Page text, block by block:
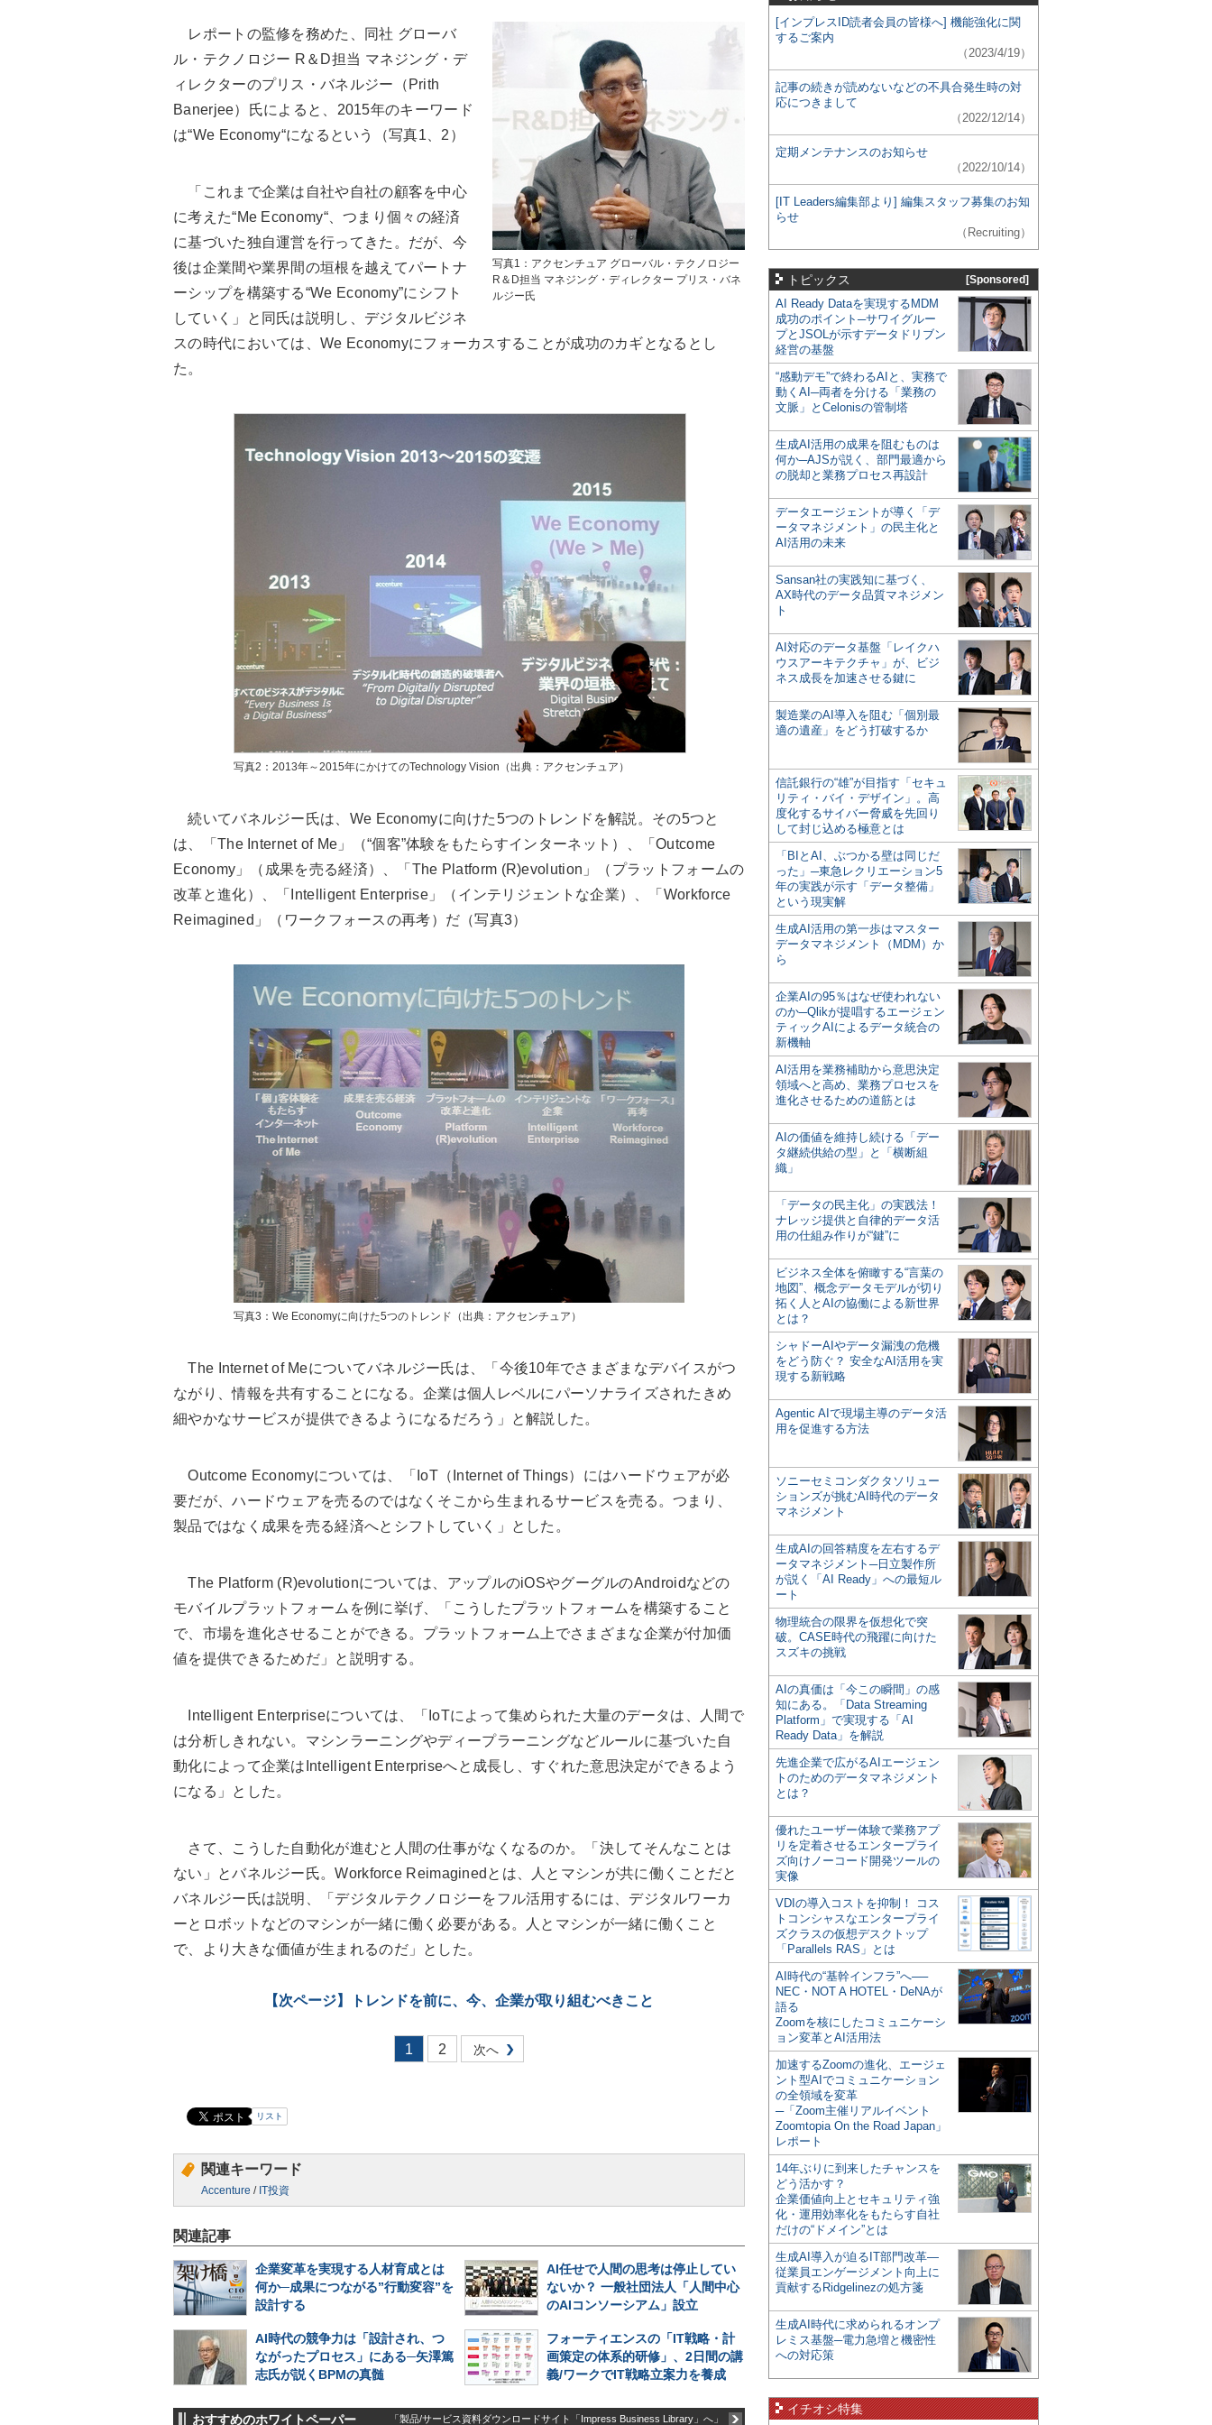
写真1：アクセンチュア グローバル・テクノロジー
R＆D担当 マネジング・ディレクター プリス・バネ
ルジー氏
レポートの監修を務めた、同社 グローバ
ル・テクノロジー R＆D担当 マネジング・デ
ィレクターのプリス・バネルジー（Prith
Banerjee）氏によると、2015年のキーワード
は“We Economy“になるという（写真1、2）
「これまで企業は自社や自社の顧客を中心
に考えた“Me Economy“、つまり個々の経済
に基づいた独自運営を行ってきた。だが、今
後は企業間や業界間の垣根を越えてパートナ
ーシップを構築する“We Economy”にシフト
していく」と同氏は説明し、デジタルビジネ
スの時代においては、We Economyにフォーカスすることが成功のカギとなるとし
た。
写真2：2013年～2015年にかけてのTechnology Vision（出典：アクセンチュア）
続いてバネルジー氏は、We Economyに向けた5つのトレンドを解説。その5つと
は、「The Internet of Me」（“個客”体験をもたらすインターネット）、「Outcome
Economy」（成果を売る経済）、「The Platform (R)evolution」（プラットフォームの
改革と進化）、「Intelligent Enterprise」（インテリジェントな企業）、「Workforce
Reimagined」（ワークフォースの再考）だ（写真3）
写真3：We Economyに向けた5つのトレンド（出典：アクセンチュア）
The Internet of Meについてバネルジー氏は、「今後10年でさまざまなデバイスがつ
ながり、情報を共有することになる。企業は個人レベルにパーソナライズされたきめ
細やかなサービスが提供できるようになるだろう」と解説した。
Outcome Economyについては、「IoT（Internet of Things）にはハードウェアが必
要だが、ハードウェアを売るのではなくそこから生まれるサービスを売る。つまり、
製品ではなく成果を売る経済へとシフトしていく」とした。
The Platform (R)evolutionについては、アップルのiOSやグーグルのAndroidなどの
モバイルプラットフォームを例に挙げ、「こうしたプラットフォームを構築すること
で、市場を進化させることができる。プラットフォーム上でさまざまな企業が付加価
値を提供できるためだ」と説明する。
Intelligent Enterpriseについては、「IoTによって集められた大量のデータは、人間で
は分析しきれない。マシンラーニングやディープラーニングなどルールに基づいた自
動化によって企業はIntelligent Enterpriseへと成長し、すぐれた意思決定ができるよう
になる」とした。
さて、こうした自動化が進むと人間の仕事がなくなるのか。「決してそんなことは
ない」とバネルジー氏。Workforce Reimaginedとは、人とマシンが共に働くことだと
バネルジー氏は説明、「デジタルテクノロジーをフル活用するには、デジタルワーカ
ーとロボットなどのマシンが一緒に働く必要がある。人とマシンが一緒に働くこと
で、より大きな価値が生まれるのだ」とした。
【次ページ】 トレンドを前に、今、企業が取り組むべきこと
1 2 次へ
リスト
関連キーワード
Accenture / IT投資
関連記事
企業変革を実現する人材育成とは
何か─成果につながる”行動変容”を
設計する
AI任せで人間の思考は停止してい
ないか？ 一般社団法人「人間中心
のAIコンソーシアム」設立
AI時代の競争力は「設計され、つ
ながったプロセス」にある─矢澤篤
志氏が説くBPMの真髄
フォーティエンスの「IT戦略・計
画策定の体系的研修」、2日間の講
義/ワークでIT戦略立案力を養成
おすすめのホワイトペーパー 「製品/サービス資料ダウンロードサイト「Impress Business Library」へ」
[インプレスID読者会員の皆様へ] 機能強化に関
するご案内
（2023/4/19）
記事の続きが読めないなどの不具合発生時の対
応につきまして
（2022/12/14）
定期メンテナンスのお知らせ
（2022/10/14）
[IT Leaders編集部より] 編集スタッフ募集のお知
らせ
（Recruiting）
トピックス [Sponsored]
AI Ready Dataを実現するMDM
成功のポイント─サワイグルー
プとJSOLが示すデータドリブン
経営の基盤
“感動デモ”で終わるAIと、実務で
動くAI─両者を分ける「業務の
文脈」とCelonisの管制塔
生成AI活用の成果を阻むものは
何か─AJSが説く、部門最適から
の脱却と業務プロセス再設計
データエージェントが導く「デ
ータマネジメント」の民主化と
AI活用の未来
Sansan社の実践知に基づく、
AX時代のデータ品質マネジメン
ト
AI対応のデータ基盤「レイクハ
ウスアーキテクチャ」が、ビジ
ネス成長を加速させる鍵に
製造業のAI導入を阻む「個別最
適の遺産」をどう打破するか
信託銀行の“雄”が目指す「セキュ
リティ・バイ・デザイン」。高
度化するサイバー脅威を先回り
して封じ込める極意とは
「BIとAI、ぶつかる壁は同じだ
った」─東急レクリエーション5
年の実践が示す「データ整備」
という現実解
生成AI活用の第一歩はマスター
データマネジメント（MDM）か
ら
企業AIの95％はなぜ使われない
のか─Qlikが提唱するエージェン
ティックAIによるデータ統合の
新機軸
AI活用を業務補助から意思決定
領域へと高め、業務プロセスを
進化させるための道筋とは
AIの価値を維持し続ける「デー
タ継続供給の型」と「横断組
織」
「データの民主化」の実践法！
ナレッジ提供と自律的データ活
用の仕組み作りが“鍵”に
ビジネス全体を俯瞰する“言葉の
地図”、概念データモデルが切り
拓く人とAIの協働による新世界
とは？
シャドーAIやデータ漏洩の危機
をどう防ぐ？ 安全なAI活用を実
現する新戦略
Agentic AIで現場主導のデータ活
用を促進する方法
ソニーセミコンダクタソリュー
ションズが挑むAI時代のデータ
マネジメント
生成AIの回答精度を左右するデ
ータマネジメント─日立製作所
が説く「AI Ready」への最短ル
ート
物理統合の限界を仮想化で突
破。CASE時代の飛躍に向けた
スズキの挑戦
AIの真価は「今この瞬間」の感
知にある。「Data Streaming
Platform」で実現する「AI
Ready Data」を解説
先進企業で広がるAIエージェン
トのためのデータマネジメント
とは？
優れたユーザー体験で業務アプ
リを定着させるエンタープライ
ズ向けノーコード開発ツールの
実像
VDIの導入コストを抑制！ コス
トコンシャスなエンタープライ
ズクラスの仮想デスクトップ
「Parallels RAS」とは
AI時代の“基幹インフラ”へ──
NEC・NOT A HOTEL・DeNAが
語る
Zoomを核にしたコミュニケーシ
ョン変革とAI活用法
加速するZoomの進化、エージェ
ント型AIでコミュニケーション
の全領域を変革
─「Zoom主催リアルイベント
Zoomtopia On the Road Japan」
レポート
14年ぶりに到来したチャンスを
どう活かす？
企業価値向上とセキュリティ強
化・運用効率化をもたらす自社
だけの“ドメイン”とは
生成AI導入が迫るIT部門改革―
従業員エンゲージメント向上に
貢献するRidgelinezの処方箋
生成AI時代に求められるオンプ
レミス基盤─電力急増と機密性
への対応策
イチオシ特集